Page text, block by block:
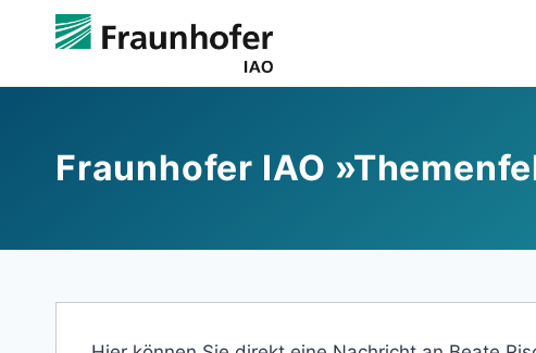
Fraunhofer IAO